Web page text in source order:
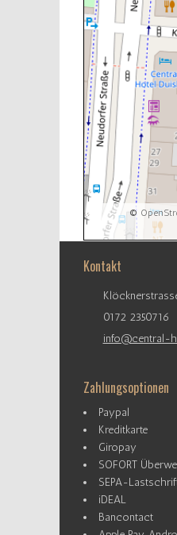
©
Kontakt
0172 2350716
info@central-
Zahlungsoptionen
Paypal
Kreditkarte
Giropay
SOFORT
SEPA-
iDEAL
Bancontact